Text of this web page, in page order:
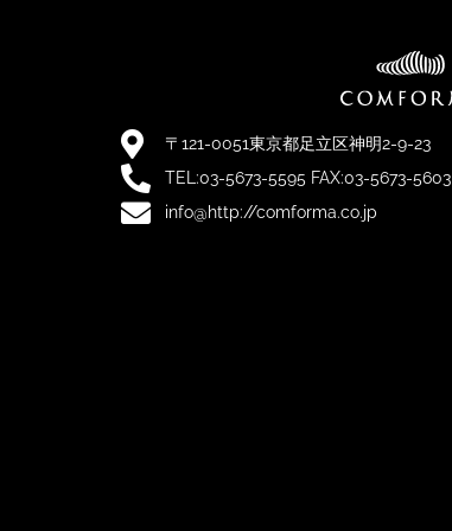
〒121-0051東京都足立区神明2-9-23
TEL:03-5673-5595 FAX:03-5673-5603
info@http://comforma.co.jp